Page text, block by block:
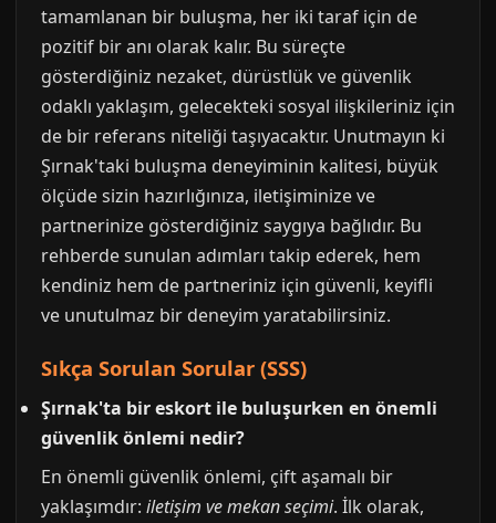
tamamlanan bir buluşma, her iki taraf için de
pozitif bir anı olarak kalır. Bu süreçte
gösterdiğiniz nezaket, dürüstlük ve güvenlik
odaklı yaklaşım, gelecekteki sosyal ilişkileriniz için
de bir referans niteliği taşıyacaktır. Unutmayın ki
Şırnak'taki buluşma deneyiminin kalitesi, büyük
ölçüde sizin hazırlığınıza, iletişiminize ve
partnerinize gösterdiğiniz saygıya bağlıdır. Bu
rehberde sunulan adımları takip ederek, hem
kendiniz hem de partneriniz için güvenli, keyifli
ve unutulmaz bir deneyim yaratabilirsiniz.
Sıkça Sorulan Sorular (SSS)
Şırnak'ta bir eskort ile buluşurken en önemli
güvenlik önlemi nedir?
En önemli güvenlik önlemi, çift aşamalı bir
yaklaşımdır: iletişim ve mekan seçimi. İlk olarak,